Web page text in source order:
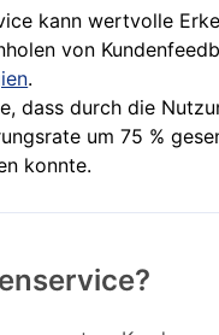
kann wertvolle
von
.
dass durch die
um 75 %
konnte.